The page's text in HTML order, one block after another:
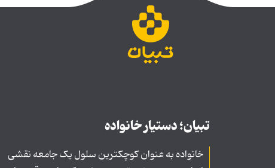
تبیان؛ دستیار خانواده
خانواده به عنوان کوچکترین سلول یک جامعه نقشی